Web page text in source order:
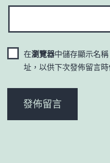
在瀏覽器中儲存顯示名
址，以供下次發佈留言時